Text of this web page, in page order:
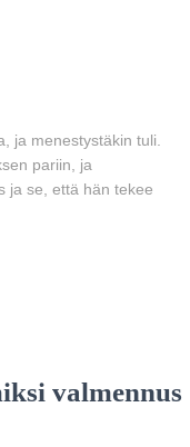
ja menestystäkin tuli.
pariin, ja
ja se, että hän tekee
valmennus